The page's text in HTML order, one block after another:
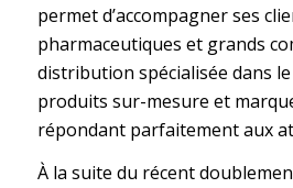
permet d’accompagner ses
pharmaceutiques et grands
distribution spécialisée dans
produits sur-mesure et
répondant parfaitement aux
À la suite du récent